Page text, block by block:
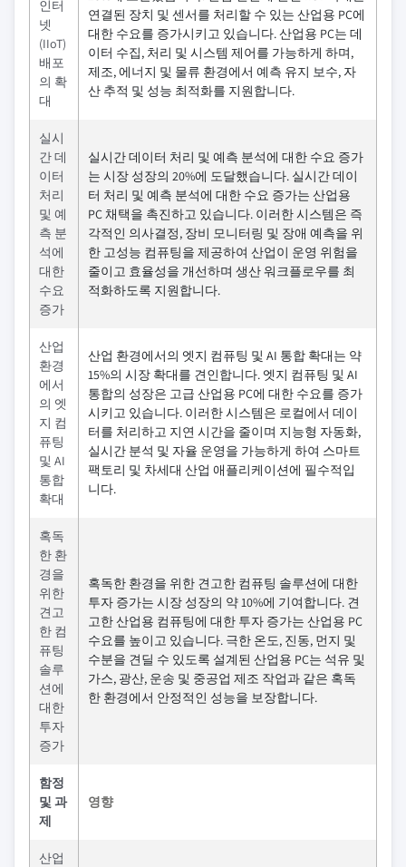
인터
넷
(IIoT)
배포
의 확
대
연결된 장치 및 센서를 처리할 수 있는 산업용 PC에
대한 수요를 증가시키고 있습니다. 산업용 PC는 데
이터 수집, 처리 및 시스템 제어를 가능하게 하며,
제조, 에너지 및 물류 환경에서 예측 유지 보수, 자
산 추적 및 성능 최적화를 지원합니다.
실시
간 데
이터
처리
및 예
측 분
석에
대한
수요
증가
실시간 데이터 처리 및 예측 분석에 대한 수요 증가
는 시장 성장의 20%에 도달했습니다. 실시간 데이
터 처리 및 예측 분석에 대한 수요 증가는 산업용
PC 채택을 촉진하고 있습니다. 이러한 시스템은 즉
각적인 의사결정, 장비 모니터링 및 장애 예측을 위
한 고성능 컴퓨팅을 제공하여 산업이 운영 위험을
줄이고 효율성을 개선하며 생산 워크플로우를 최
적화하도록 지원합니다.
산업
환경
에서
의 엣
지 컴
퓨팅
및 AI
통합
확대
산업 환경에서의 엣지 컴퓨팅 및 AI 통합 확대는 약
15%의 시장 확대를 견인합니다. 엣지 컴퓨팅 및 AI
통합의 성장은 고급 산업용 PC에 대한 수요를 증가
시키고 있습니다. 이러한 시스템은 로컬에서 데이
터를 처리하고 지연 시간을 줄이며 지능형 자동화,
실시간 분석 및 자율 운영을 가능하게 하여 스마트
팩토리 및 차세대 산업 애플리케이션에 필수적입
니다.
혹독
한 환
경을
위한
견고
한 컴
퓨팅
솔루
션에
대한
투자
증가
혹독한 환경을 위한 견고한 컴퓨팅 솔루션에 대한
투자 증가는 시장 성장의 약 10%에 기여합니다. 견
고한 산업용 컴퓨팅에 대한 투자 증가는 산업용 PC
수요를 높이고 있습니다. 극한 온도, 진동, 먼지 및
수분을 견딜 수 있도록 설계된 산업용 PC는 석유 및
가스, 광산, 운송 및 중공업 제조 작업과 같은 혹독
한 환경에서 안정적인 성능을 보장합니다.
함정
및 과
제
영향
산업